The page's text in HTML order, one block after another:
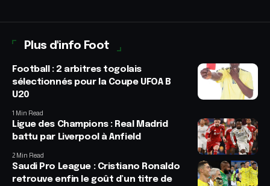
Plus d'info Foot
Football : 2 arbitres togolais
sélectionnés pour la Coupe UFOA B
U20
1 Min Read
Ligue des Champions : Real Madrid
battu par Liverpool à Anfield
2 Min Read
Saudi Pro League : Cristiano Ronaldo
retrouve enfin le goût d’un titre de